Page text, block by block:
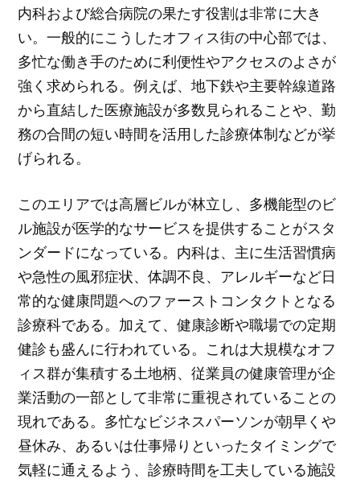
内科および総合病院の果たす役割は非常に大き
い。一般的にこうしたオフィス街の中心部では、
多忙な働き手のために利便性やアクセスのよさが
強く求められる。例えば、地下鉄や主要幹線道路
から直結した医療施設が多数見られることや、勤
務の合間の短い時間を活用した診療体制などが挙
げられる。
このエリアでは高層ビルが林立し、多機能型のビ
ル施設が医学的なサービスを提供することがスタ
ンダードになっている。内科は、主に生活習慣病
や急性の風邪症状、体調不良、アレルギーなど日
常的な健康問題へのファーストコンタクトとなる
診療科である。加えて、健康診断や職場での定期
健診も盛んに行われている。これは大規模なオフ
ィス群が集積する土地柄、従業員の健康管理が企
業活動の一部として非常に重視されていることの
現れである。多忙なビジネスパーソンが朝早くや
昼休み、あるいは仕事帰りといったタイミングで
気軽に通えるよう、診療時間を工夫している施設